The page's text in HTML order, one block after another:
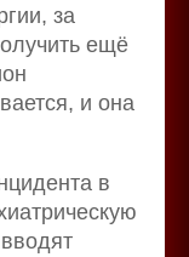
за
ещё
и она
в